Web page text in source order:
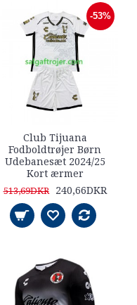
-53%
Club Tijuana
Fodboldtrøjer Børn
Udebanesæt 2024/25
Kort ærmer
513,69DKR 240,66DKR